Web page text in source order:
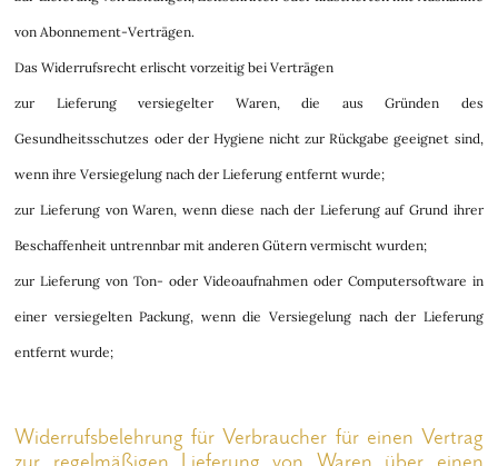
von Abonnement-Verträgen.
Das Widerrufsrecht erlischt vorzeitig bei Verträgen
zur Lieferung versiegelter Waren, die aus Gründen des
Gesundheitsschutzes oder der Hygiene nicht zur Rückgabe geeignet sind,
wenn ihre Versiegelung nach der Lieferung entfernt wurde;
zur Lieferung von Waren, wenn diese nach der Lieferung auf Grund ihrer
Beschaffenheit untrennbar mit anderen Gütern vermischt wurden;
zur Lieferung von Ton- oder Videoaufnahmen oder Computersoftware in
einer versiegelten Packung, wenn die Versiegelung nach der Lieferung
entfernt wurde;
Widerrufsbelehrung für Verbraucher für einen Vertrag
zur regelmäßigen Lieferung von Waren über einen